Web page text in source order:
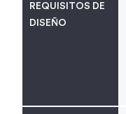
REQUISITOS DE
DISEÑO